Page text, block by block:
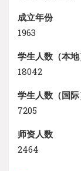
成立年份
1963
学生人数（本地
18042
学生人数（国际
7205
师资人数
2464